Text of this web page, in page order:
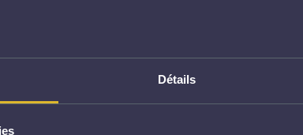
Détails